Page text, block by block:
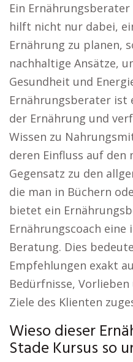
Ein
hilft nicht nur dabei,
Ernährung zu planen,
nachhaltige Ansätze,
Gesundheit und
Ernährungsberater ist
der Ernährung und
Wissen zu
deren Einfluss auf den
Gegensatz zu den
die man in Büchern
bietet ein
Ernährungscoach
Beratung. Dies
Empfehlungen exakt
Bedürfnisse,
Ziele des Klienten
Wieso dieser
Stade Kursus so